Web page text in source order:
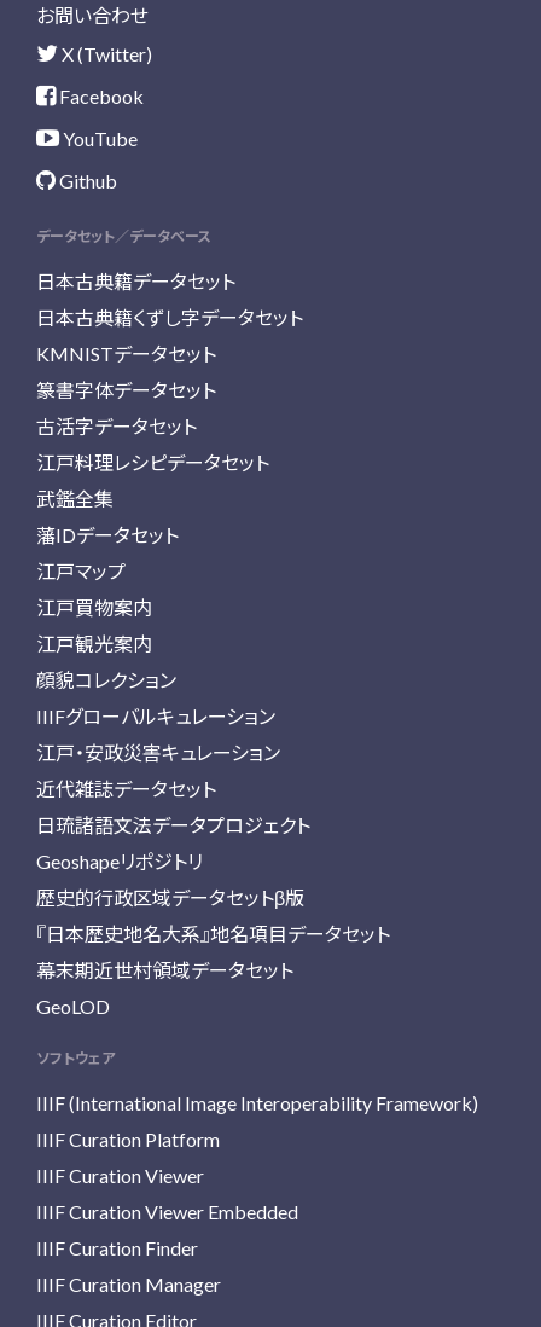
お問い合わせ
X (Twitter)
Facebook
YouTube
Github
データセット／データベース
日本古典籍データセット
日本古典籍くずし字データセット
KMNISTデータセット
篆書字体データセット
古活字データセット
江戸料理レシピデータセット
武鑑全集
藩IDデータセット
江戸マップ
江戸買物案内
江戸観光案内
顔貌コレクション
IIIFグローバルキュレーション
江戸・安政災害キュレーション
近代雑誌データセット
日琉諸語文法データプロジェクト
Geoshapeリポジトリ
歴史的行政区域データセットβ版
『日本歴史地名大系』地名項目データセット
幕末期近世村領域データセット
GeoLOD
ソフトウェア
IIIF (International Image Interoperability Framework)
IIIF Curation Platform
IIIF Curation Viewer
IIIF Curation Viewer Embedded
IIIF Curation Finder
IIIF Curation Manager
IIIF Curation Editor